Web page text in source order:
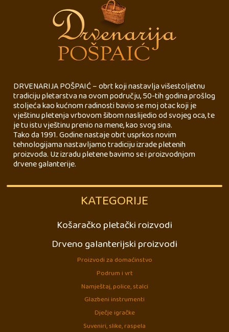
DRVENARIJA POŠPAIĆ – obrt koji nastavlja višestoljetnu
tradiciju pletarstva na ovom području, 50-tih godina prošlog
stoljeća kao kućnom radinosti bavio se moj otac koji je
vještinu pletenja vrbovom šibom naslijedio od svojeg oca, te
je tu istu vještinu prenio na mene, kao svog sina.
Tako da 1991. Godine nastaje obrt usprkos novim
tehnologijama nastavljamo tradiciju izrade pletenih
proizvoda. Uz izradu pletene bavimo se i proizvodnjom
drvene galanterije.
KATEGORIJE
Košaračko pletački roizvodi
Drveno galanterijski proizvodi
Proizvodi za domaćinstvo
Podrum i vrt
Namještaj, police, stalci
Glazbeni instrumenti
Dječje igračke
Suveniri, slike, raspela